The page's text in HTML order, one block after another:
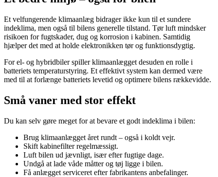
Et velfungerende klimaanlæg bidrager ikke kun til et sundere
indeklima, men også til bilens generelle tilstand. Tør luft mindsker
risikoen for fugtskader, dug og korrosion i kabinen. Samtidig
hjælper det med at holde elektronikken tør og funktionsdygtig.
For el- og hybridbiler spiller klimaanlægget desuden en rolle i
batteriets temperaturstyring. Et effektivt system kan dermed være
med til at forlænge batteriets levetid og optimere bilens rækkevidde.
Små vaner med stor effekt
Du kan selv gøre meget for at bevare et godt indeklima i bilen:
Brug klimaanlægget året rundt – også i koldt vejr.
Skift kabinefilter regelmæssigt.
Luft bilen ud jævnligt, især efter fugtige dage.
Undgå at lade våde måtter og tøj ligge i bilen.
Få anlægget serviceret efter fabrikantens anbefalinger.